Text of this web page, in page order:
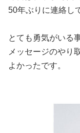
50年ぶりに連絡し
とても勇気がいる
メッセージのやり
よかったです。